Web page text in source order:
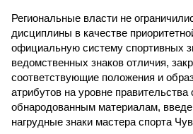
Региональные власти не
дисциплины в качестве
официальную систему спортивных
ведомственных знаков отличия,
соответствующие положения и
атрибутов на уровне
обнародованным материалам,
нагрудные знаки мастера спорта